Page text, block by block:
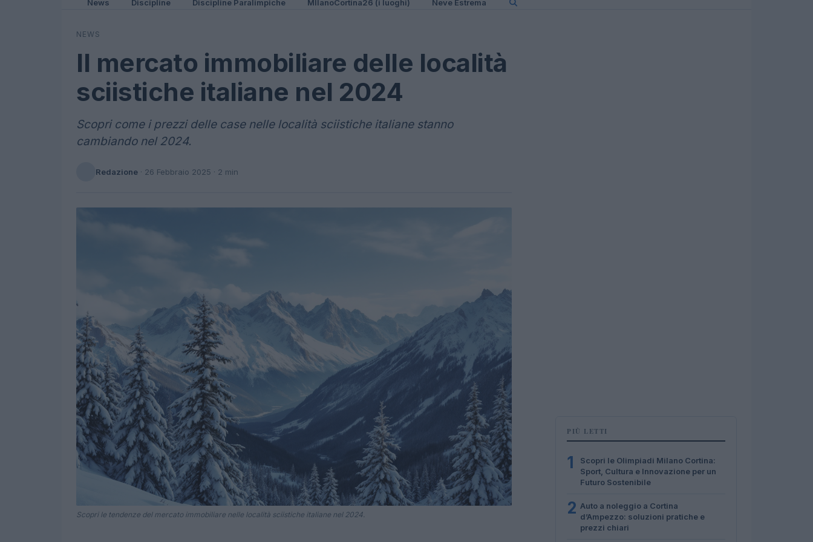
News Discipline Discipline Paralimpiche MIlanoCortina26 (i luoghi) Neve Estrema
NEWS
Il mercato immobiliare delle località
sciistiche italiane nel 2024
Scopri come i prezzi delle case nelle località sciistiche italiane stanno
cambiando nel 2024.
Redazione · 26 Febbraio 2025 · 2 min
Scopri le tendenze del mercato immobiliare nelle località sciistiche italiane nel 2024.
PIÙ LETTI
1
Scopri le Olimpiadi Milano Cortina:
Sport, Cultura e Innovazione per un
Futuro Sostenibile
2 Auto a noleggio a Cortina
d’Ampezzo: soluzioni pratiche e
prezzi chiari